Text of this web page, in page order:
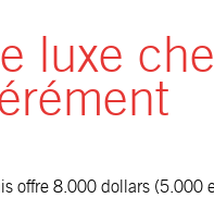
luxe
offre 8.000 dollars (5.000